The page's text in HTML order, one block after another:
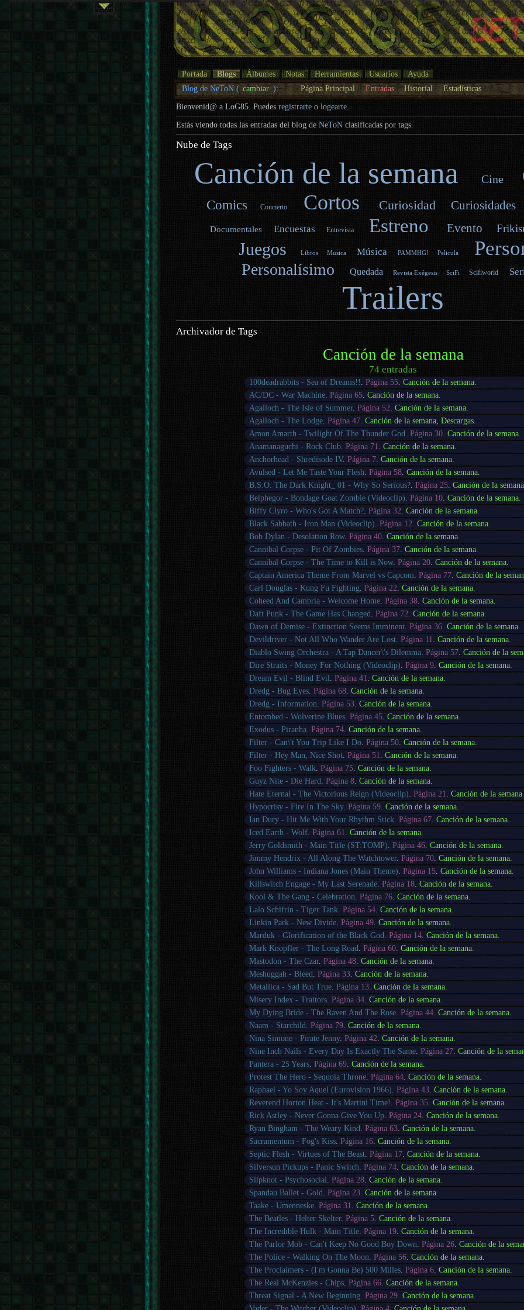
Portada Blogs Álbumes Notas Herramientas Usuarios
Ayuda
Blog de NeToN ( cambiar ): Página Principal Entradas Historial Estadísticas
Bienvenid@ a LoG85. Puedesregistrarte ologearte.
Estás viendo todas las entradas del blog deNeToN clasificadas por tags.
Nube de Tags
Canción de la semana Cine
Comics Concierto Cortos Curiosidad Curiosidades
Documentales Encuestas Entrevista Estreno Evento
Juegos Libros Musica Música PAMMHG! Pelicula
Personalísimo Quedada Revista Exégesis SciFi Scifiworld
Trailers
Archivador de Tags
Canción de la semana
74 entradas
100deadrabbits - Sea of Dreams!! Página 55. Canción de la semana.
AC/DC - War Machine. Página 65. Canción de la semana.
Agalloch - The Isle of Summer. Página 52 Canción de la semana.
Agalloch - The Lodge. Página 47. Canción de la semana, Descargas.
Amon Amarth - Twilight Of The Thunder God Página 30. Canción de la semana.
Anamanaguchi - Rock Club. Página 71 Canción de la semana.
Anchorhead - Shredisode IV. Página 7. Canción de la semana.
Avulsed - Let Me Taste Your Flesh Página 58. Canción de la semana.
B.S.O. The Dark Knight_ 01 - Why So Serious?. Página 25. Canción de la semana
Belphegor - Bondage Goat Zombie (Videoclip) Página 10. Canción de la semana.
Biffy Clyro - Who's Got A Match?. Página 32 Canción de la semana.
Black Sabbath - Iron Man (Videoclip) Página 12 Canción de la semana.
Bob Dylan - Desolation Row. Página 40. Canción de la semana.
Cannibal Corpse - Pit Of Zombies. Página 37. Canción de la semana.
Cannibal Corpse - The Time to Kill is Now. Página 20. Canción de la semana.
Captain America Theme From Marvel vs Capcom Página 77. Canción de la
Carl Douglas - Kung Fu Fighting Página 22 Canción de la semana.
Coheed And Cambria - Welcome Home. Página 38. Canción de la semana.
Daft Punk - The Game Has Changed Página 72 Canción de la semana.
Dawn of Demise - Extinction Seems Imminent. Página 36. Canción de la semana.
Devildriver - Not All Who Wander Are Lost. Página 11 Canción de la semana.
Diablo Swing Orchestra - A Tap Dancer\'s Dilemma Página 57. Canción de la
Dire Straits - Money For Nothing (Videoclip) Página 9. Canción de la semana.
Dream Evil - Blind Evil Página 41 Canción de la semana.
Dredg - Bug Eyes. Página 68. Canción de la semana.
Dredg - Information Página 53. Canción de la semana.
Entombed - Wolverine Blues. Página 45. Canción de la semana.
Exodus - Piranha Página 74. Canción de la semana.
Filter - Can\'t You Trip Like I Do. Página 50. Canción de la semana.
Filter - Hey Man, Nice Shot. Página 51 Canción de la semana.
Foo Fighters - Walk Página 75. Canción de la semana.
Guyz Nite - Die Hard Página 8. Canción de la semana.
Hate Eternal - The Victorious Reign (Videoclip) Página 21 Canción de la semana.
Hypocrisy - Fire In The Sky. Página 59. Canción de la semana.
Ian Dury - Hit Me With Your Rhythm Stick Página 67. Canción de la semana.
Iced Earth - Wolf. Página 61 Canción de la semana.
Jerry Goldsmith - Main Title (ST:TOMP) Página 46. Canción de la semana.
Jimmy Hendrix - All Along The Watchtower. Página 70. Canción de la semana.
John Williams - Indiana Jones (Main Theme) Página 15. Canción de la semana.
Killswitch Engage - My Last Serenade. Página 18. Canción de la semana.
Kool & The Gang - Celebration Página 76. Canción de la semana.
Lalo Schifrin - Tiger Tank Página 54. Canción de la semana.
Linkin Park - New Divide. Página 49. Canción de la semana.
Marduk - Glorification of the Black God Página 14. Canción de la semana.
Mark Knopfler - The Long Road Página 60. Canción de la semana.
Mastodon - The Czar. Página 48. Canción de la semana.
Meshuggah - Bleed Página 33. Canción de la semana.
Metallica - Sad But True. Página 13. Canción de la semana.
Misery Index - Traitors. Página 34. Canción de la semana.
My Dying Bride - The Raven And The Rose. Página 44. Canción de la semana.
Naam - Starchild Página 79. Canción de la semana.
Nina Simone - Pirate Jenny. Página 42 Canción de la semana.
Nine Inch Nails - Every Day Is Exactly The Same. Página 27. Canción de la
Pantera - 25 Years. Página 69. Canción de la semana.
Protest The Hero - Sequoia Throne. Página 64. Canción de la semana.
Raphael - Yo Soy Aquel (Eurovision 1966) Página 43. Canción de la semana.
Reverend Horton Heat - It's Martini Time!
Página 35. Canción de la semana.
Rick Astley - Never Gonna Give You Up. Página 24. Canción de la semana.
Ryan Bingham - The Weary Kind Página 63. Canción de la semana.
Sacramentum - Fog's Kiss. Página 16. Canción de la semana.
Septic Flesh - Virtues of The Beast. Página 17. Canción de la semana.
Silversun Pickups - Panic Switch Página 74. Canción de la semana.
Slipknot - Psychosocial Página 28. Canción de la semana.
Spandau Ballet - Gold Página 23. Canción de la semana.
Taake - Umenneske. Página 31 Canción de la semana.
The Beatles - Helter Skelter. Página 5. Canción de la semana.
The Incredible Hulk - Main Title. Página 19. Canción de la semana.
The Parlor Mob - Can't Keep No Good Boy Down Página 26. Canción de la
The Police - Walking On The Moon Página 56. Canción de la semana.
The Proclaimers - (I'm Gonna Be) 500 Milles. Página 6. Canción de la semana.
The Real McKenzies - Chips. Página 66. Canción de la semana.
Threat Signal - A New Beginning Página 29. Canción de la semana.